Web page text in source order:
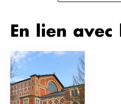
En lien